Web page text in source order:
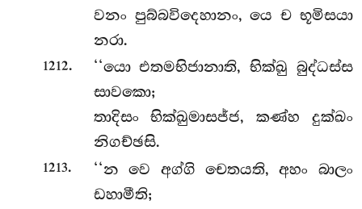
වනං පුබ්බවිදෙහානං, යෙ ච භූමිසයා
නරා.
1212.
‘‘යො එතමභිජානාති, භික්ඛු බුද්ධස්ස
සාවකො;
තාදිසං භික්ඛුමාසජ්ජ, කණ්හ දුක්ඛං
නිගච්ඡසි.
1213.
‘‘න වෙ අග්ගි චෙතයති, අහං බාලං
ඩහාමීති;